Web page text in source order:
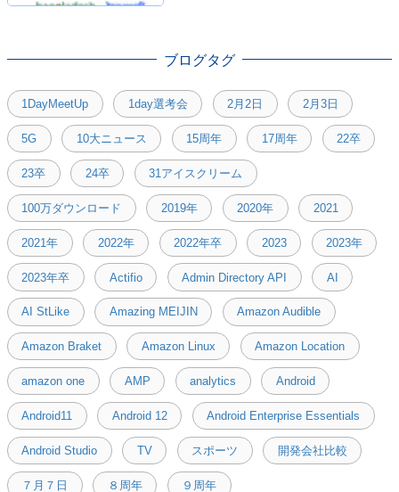
ブログタグ
1DayMeetUp 1day選考会 2月2日 2月3日
5G 10大ニュース 15周年 17周年 22卒
23卒 24卒 31アイスクリーム
100万ダウンロード 2019年 2020年 2021
2021年 2022年 2022年卒 2023 2023年
2023年卒 Actifio Admin Directory API AI
AI StLike Amazing MEIJIN Amazon Audible
Amazon Braket Amazon Linux Amazon Location
amazon one AMP analytics Android
Android11 Android 12 Android Enterprise Essentials
Android Studio TV スポーツ 開発会社比較
７月７日 ８周年 ９周年